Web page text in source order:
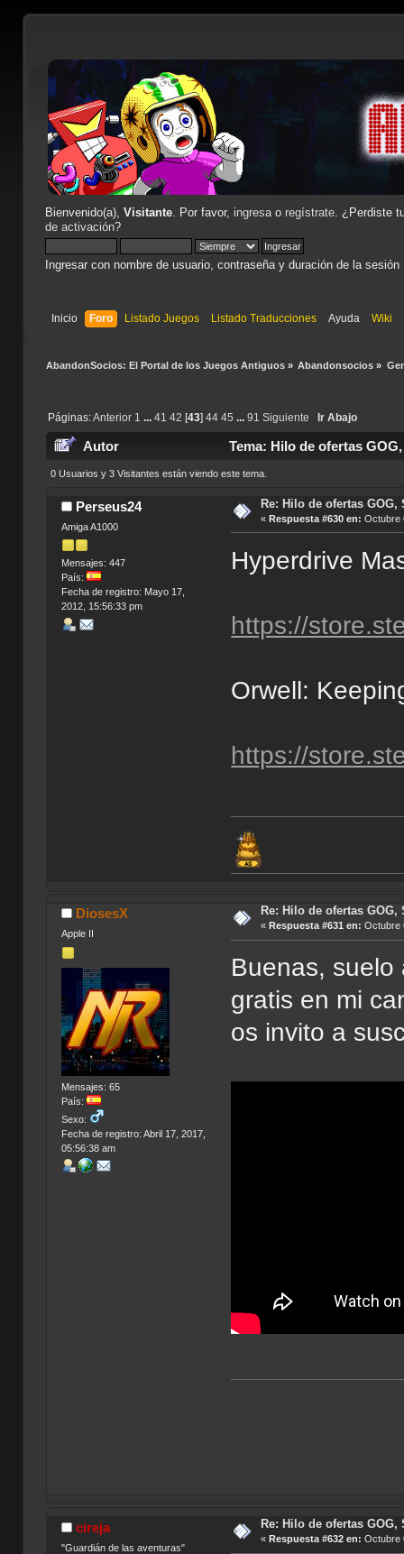
Bienvenido(a), Visitante. Por favor, ingresao regístrate. ¿Perdiste
de activación?
Ingresar con nombre de usuario, contraseña y duración de la sesión
Inicio Foro Listado Juegos Listado Traducciones Ayuda Wiki
AbandonSocios: El Portal de los Juegos Antiguos» Abandonsocios »
Páginas:Anterior 1 ... 41 42 [43] 44 45 ... 91 Siguiente Ir Abajo
Autor Tema: Hilo de ofertas
0 Usuarios y 3 Visitantes están viendo este tema.
Perseus24
Amiga A1000
Mensajes: 447
País:
Fecha de registro: Mayo 17,
2012, 15:56:33 pm
Re: Hilo de ofertas GOG,
« Respuesta #630 en: Octubre
Hyperdrive
https://
Orwell:
https://
DiosesX
Apple II
Mensajes: 65
País:
Sexo:
Fecha de registro: Abril 17, 2017,
05:56:38 am
Re: Hilo de ofertas GOG,
« Respuesta #631 en: Octubre
Buenas, suelo
gratis en mi
os invito a
cireja
"Guardián de las aventuras"
Re: Hilo de ofertas GOG,
« Respuesta #632 en: Octubre